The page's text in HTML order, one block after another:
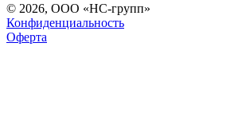
© 2026, ООО «НС-групп»
Конфиденциальность
Оферта